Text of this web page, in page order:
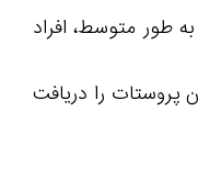
طور متوسط، افراد
پروستات را دریافت